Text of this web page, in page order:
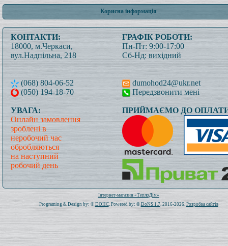
Корисна інформація
КОНТАКТИ:
18000, м.Черкаси,
вул.Надпільна, 218
(068) 804-06-52
(050) 194-18-70
ГРАФІК РОБОТИ:
Пн-Пт: 9:00-17:00
Сб-Нд: вихідний
dumohod24@ukr.net
Передзвонити мені
УВАГА:
Онлайн замовлення
зроблені в
неробочий час
обробляються
на наступний
робочий день
ПРИЙМАЄМО ДО
Всього: 1021086 Сьогодні: 196
Інтернет-магазин «ТеплоДім»
Programing & Design by: © DOHC. Powered by: © DoNS 1.7. 2016-2026. Розробка сайтів